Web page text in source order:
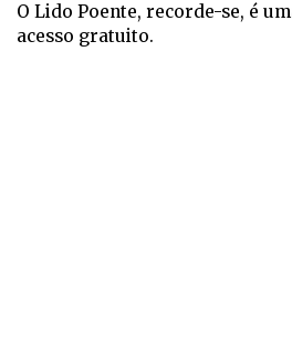
O Lido Poente, recorde-se, é
acesso gratuito.